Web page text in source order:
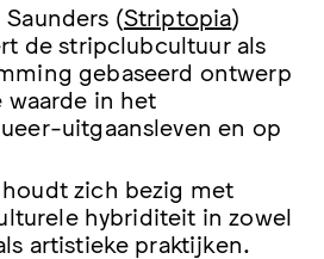
(Striptopia)
de stripclubcultuur als
gebaseerd ontwerp
waarde in het
uitgaansleven en op
houdt zich bezig met
hybriditeit in zowel
artistieke praktijken.